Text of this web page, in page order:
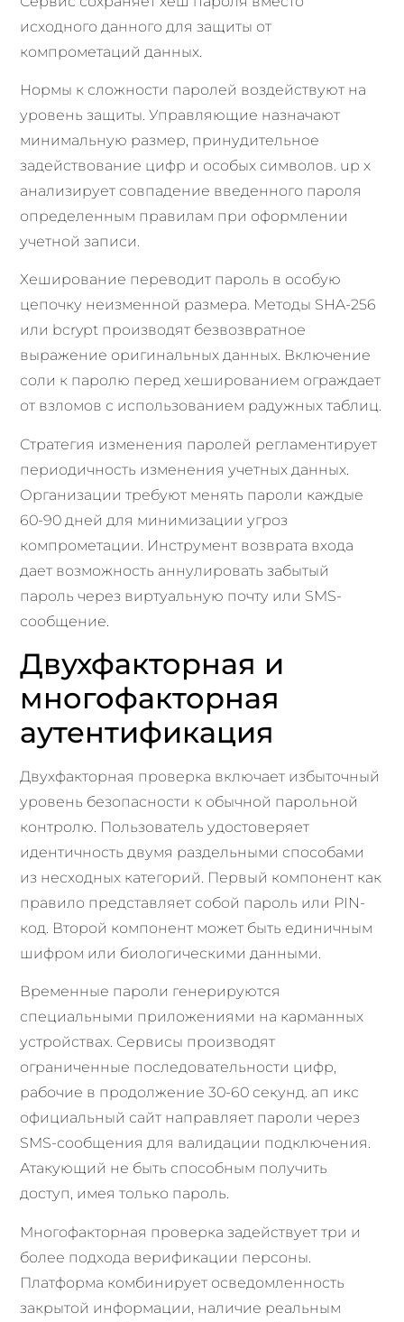
исходного данного для защиты от
компрометаций данных.
Нормы к сложности паролей воздействуют на
уровень защиты. Управляющие назначают
минимальную размер, принудительное
задействование цифр и особых символов. up x
анализирует совпадение введенного пароля
определенным правилам при оформлении
учетной записи.
Хеширование переводит пароль в особую
цепочку неизменной размера. Методы SHA-256
или bcrypt производят безвозвратное
выражение оригинальных данных. Включение
соли к паролю перед хешированием ограждает
от взломов с использованием радужных таблиц.
Стратегия изменения паролей регламентирует
периодичность изменения учетных данных.
Организации требуют менять пароли каждые
60-90 дней для минимизации угроз
компрометации. Инструмент возврата входа
дает возможность аннулировать забытый
пароль через виртуальную почту или SMS-
сообщение.
Двухфакторная и
многофакторная
аутентификация
Двухфакторная проверка включает избыточный
уровень безопасности к обычной парольной
контролю. Пользователь удостоверяет
идентичность двумя раздельными способами
из несходных категорий. Первый компонент как
правило представляет собой пароль или PIN-
код. Второй компонент может быть единичным
шифром или биологическими данными.
Временные пароли генерируются
специальными приложениями на карманных
устройствах. Сервисы производят
ограниченные последовательности цифр,
рабочие в продолжение 30-60 секунд. ап икс
официальный сайт направляет пароли через
SMS-сообщения для валидации подключения.
Атакующий не быть способным получить
доступ, имея только пароль.
Многофакторная проверка задействует три и
более подхода верификации персоны.
Платформа комбинирует осведомленность
закрытой информации, наличие реальным